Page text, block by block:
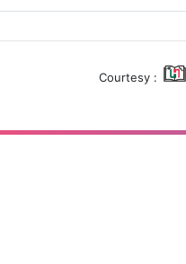
Courtesy :